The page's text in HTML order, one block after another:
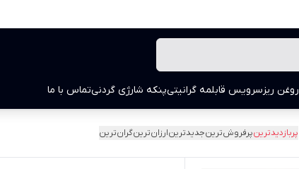
روغن ریزسرویس قابلمه گرانیتیپنکه شارژی گردنیتماس با ما
پربازدیدترینپرفروش‌ترینجدیدترینارزان‌ترینگران‌ترین